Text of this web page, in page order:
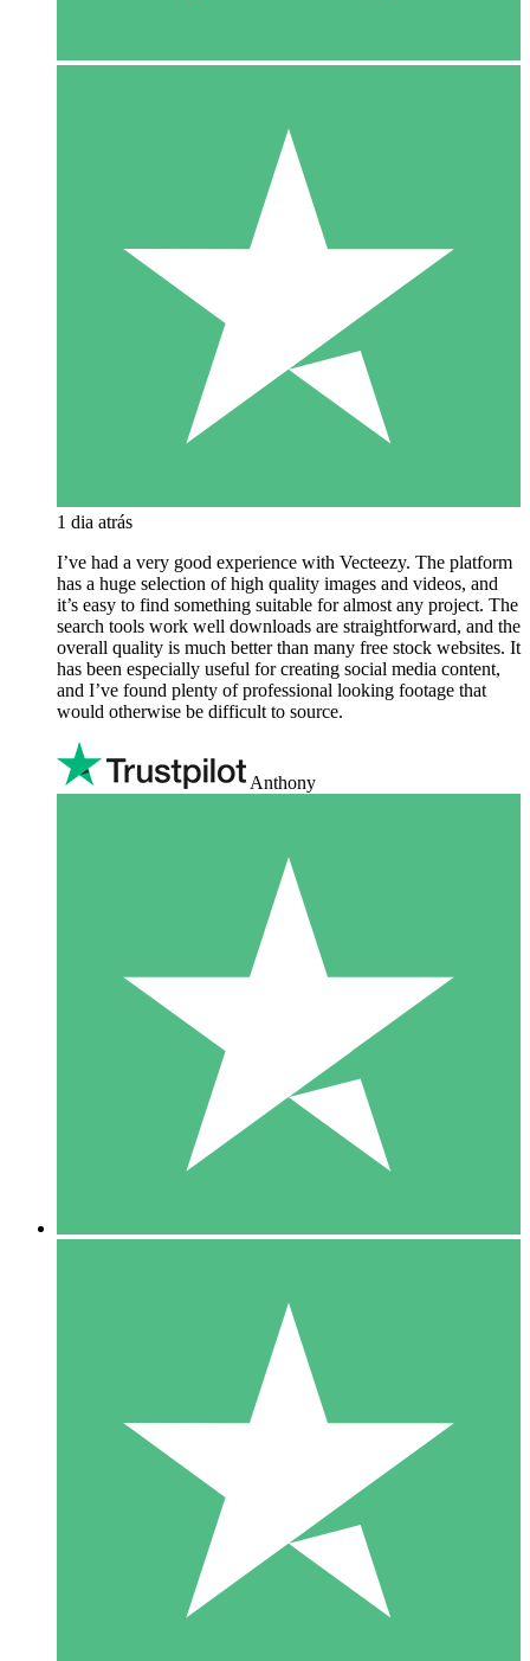
1 dia atrás
I’ve had a very good experience with Vecteezy. The platform
has a huge selection of high quality images and videos, and
it’s easy to find something suitable for almost any project. The
search tools work well downloads are straightforward, and the
overall quality is much better than many free stock websites. It
has been especially useful for creating social media content,
and I’ve found plenty of professional looking footage that
would otherwise be difficult to source.
Anthony